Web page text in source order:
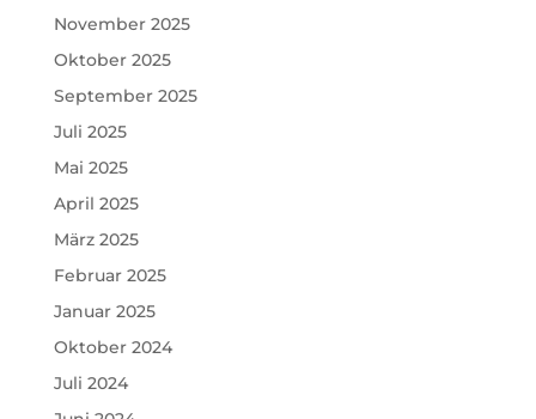
November 2025
Oktober 2025
September 2025
Juli 2025
Mai 2025
April 2025
März 2025
Februar 2025
Januar 2025
Oktober 2024
Juli 2024